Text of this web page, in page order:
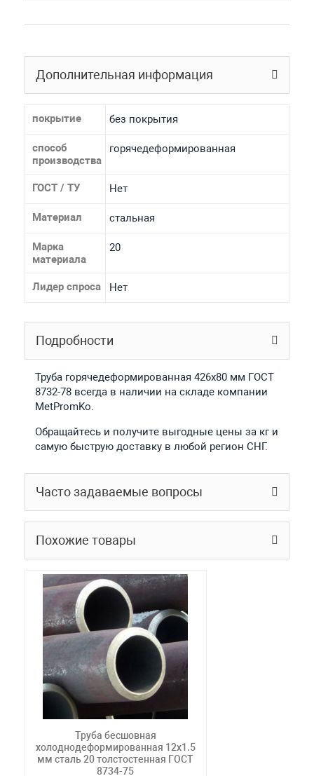
Дополнительная информация
покрытие без покрытия
способ
производства
горячедеформированная
ГОСТ / ТУ Нет
Материал стальная
Марка
материала
20
Лидер спроса Нет
Подробности
Труба горячедеформированная 426х80 мм ГОСТ
8732-78 всегда в наличии на складе компании
MetPromKo.
Обращайтесь и получите выгодные цены за кг и
самую быструю доставку в любой регион СНГ.
Часто задаваемые вопросы
Похожие товары
Труба бесшовная
холоднодеформированная 12х1.5
мм сталь 20 толстостенная ГОСТ
8734-75